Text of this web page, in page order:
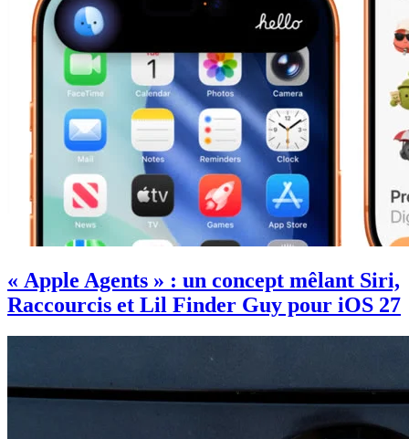
« Apple Agents » : un concept mêlant Siri,
Raccourcis et Lil Finder Guy pour iOS 27